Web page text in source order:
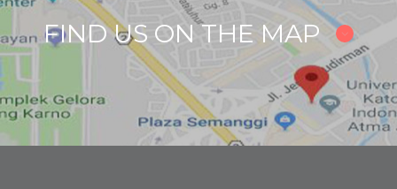
FIND US ON THE MAP